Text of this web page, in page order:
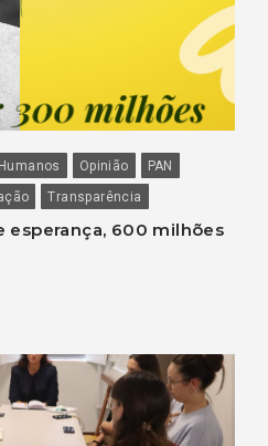
Opinião
PAN
Transparência
esperança, 600 milhões